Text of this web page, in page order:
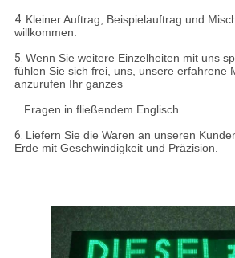
4. Kleiner Auftrag, Beispielauftrag und
willkommen.
5. Wenn Sie weitere Einzelheiten mit uns
fühlen Sie sich frei, uns, unsere erfahrene
anzurufen Ihr ganzes
Fragen in fließendem Englisch.
6. Liefern Sie die Waren an unseren
Erde mit Geschwindigkeit und Präzision.